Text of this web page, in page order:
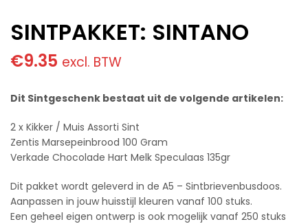
SINTPAKKET: SINTANO
€9.35 excl. BTW
Dit Sintgeschenk bestaat uit de volgende artikelen:
2 x Kikker / Muis Assorti Sint
Zentis Marsepeinbrood 100 Gram
Verkade Chocolade Hart Melk Speculaas 135gr
Dit pakket wordt geleverd in de A5 – Sintbrievenbusdoos.
Aanpassen in jouw huisstijl kleuren vanaf 100 stuks.
Een geheel eigen ontwerp is ook mogelijk vanaf 250 stuks